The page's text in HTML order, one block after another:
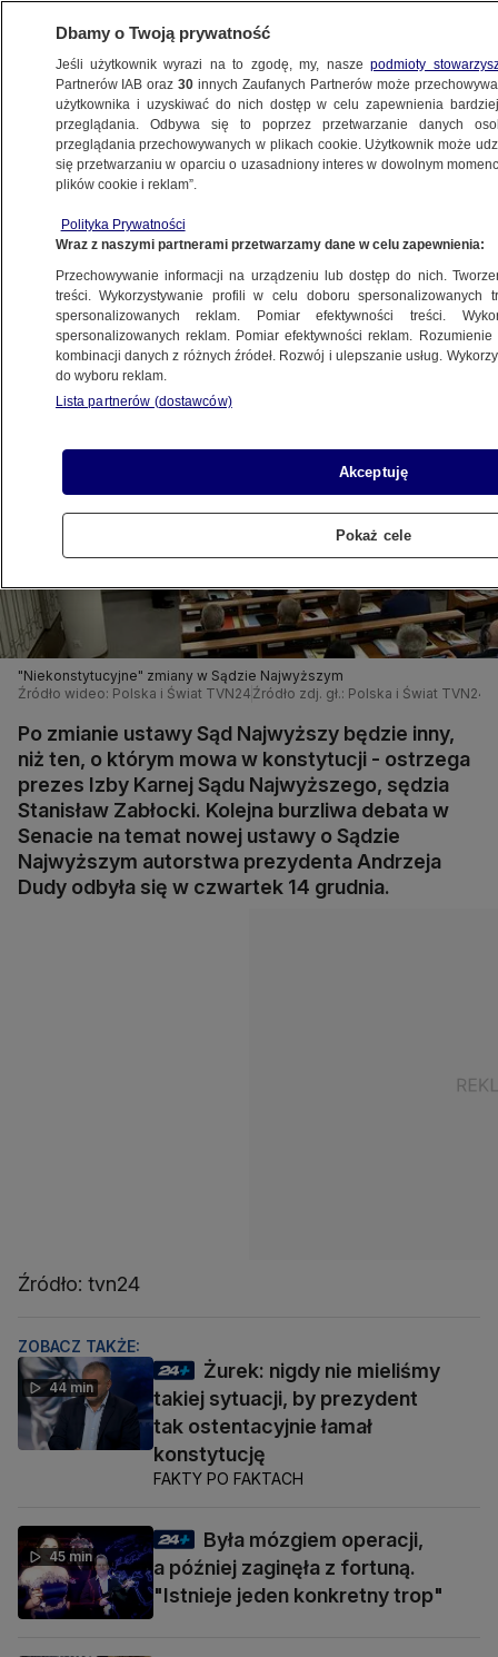
PROGRAMY
Najwyższym
14.12.2017, 22:50
Udostępnij
"Niekonstytucyjne" zmiany w Sądzie Najwyższym
Źródło wideo: Polska i Świat TVN24 Źródło zdj. gł.: Polska i Świat TVN24
Po zmianie ustawy Sąd Najwyższy będzie inny,
niż ten, o którym mowa w konstytucji - ostrzega
prezes Izby Karnej Sądu Najwyższego, sędzia
Stanisław Zabłocki. Kolejna burzliwa debata w
Senacie na temat nowej ustawy o Sądzie
Najwyższym autorstwa prezydenta Andrzeja
Dudy odbyła się w czwartek 14 grudnia.
Źródło: tvn24
ZOBACZ TAKŻE:
44 min
Żurek: nigdy nie mieliśmy
takiej sytuacji, by prezydent
tak ostentacyjnie łamał
konstytucję
FAKTY PO FAKTACH
45 min
Była mózgiem operacji,
a później zaginęła z fortuną.
"Istnieje jeden konkretny trop"
Dbamy o Twoją prywatność
Jeśli użytkownik wyrazi na to zgodę, my, naszepodmioty
Partnerów IAB oraz30 innych Zaufanych Partnerów może
użytkownika i uzyskiwać do nich dostęp w celu zapewnienia
przeglądania. Odbywa się to poprzez przetwarzanie danych
przeglądania przechowywanych w plikach cookie. Użytkownik może
się przetwarzaniu w oparciu o uzasadniony interes w dowolnym
plików cookie i reklam”.
Polityka Prywatności
Wraz z naszymi partnerami przetwarzamy dane w celu zapewnienia:
Przechowywanie informacji na urządzeniu lub dostęp do nich.
treści. Wykorzystywanie profili w celu doboru spersonalizowanych
spersonalizowanych reklam. Pomiar efektywności treści.
spersonalizowanych reklam. Pomiar efektywności reklam.
kombinacji danych z różnych źródeł. Rozwój i ulepszanie usług.
do wyboru reklam.
Lista partnerów (dostawców)
Akceptuję
Pokaż cele